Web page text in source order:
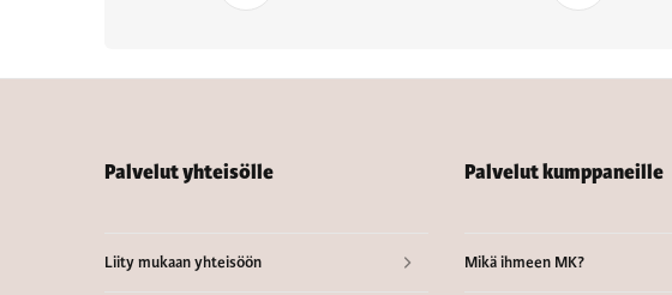
Palvelut yhteisölle
Liity mukaan yhteisöön
Palvelut kumppaneille
Mikä ihmeen MK?